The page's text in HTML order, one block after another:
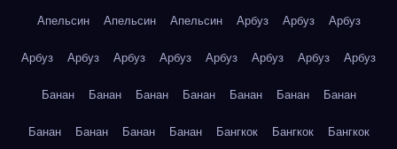
Апельсин Апельсин Апельсин Арбуз Арбуз Арбуз
Арбуз Арбуз Арбуз Арбуз Арбуз Арбуз Арбуз Арбуз
Банан Банан Банан Банан Банан Банан Банан
Банан Банан Банан Банан Бангкок Бангкок Бангкок